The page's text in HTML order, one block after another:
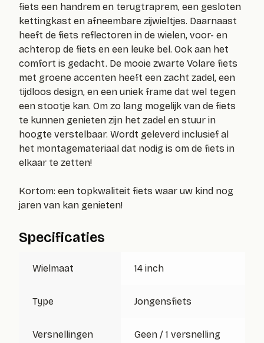
fiets een handrem en terugtraprem, een gesloten
kettingkast en afneembare zijwieltjes. Daarnaast
heeft de fiets reflectoren in de wielen, voor- en
achterop de fiets en een leuke bel. Ook aan het
comfort is gedacht. De mooie zwarte Volare fiets
met groene accenten heeft een zacht zadel, een
tijdloos design, en een uniek frame dat wel tegen
een stootje kan. Om zo lang mogelijk van de fiets
te kunnen genieten zijn het zadel en stuur in
hoogte verstelbaar. Wordt geleverd inclusief al
het montagemateriaal dat nodig is om de fiets in
elkaar te zetten!
Kortom: een topkwaliteit fiets waar uw kind nog
jaren van kan genieten!
Specificaties
Wielmaat 14 inch
Type Jongensfiets
Versnellingen Geen / 1 versnelling